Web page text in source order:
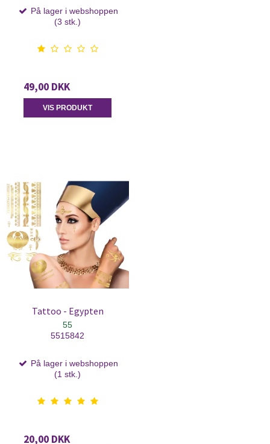
På lager i webshoppen
(3 stk.)
49,00 DKK
VIS PRODUKT
Tattoo - Egypten
55
5515842
På lager i webshoppen
(1 stk.)
20,00 DKK